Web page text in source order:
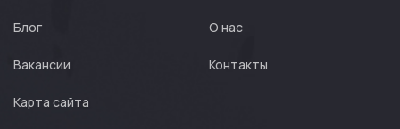
Блог О нас
Вакансии Контакты
Карта сайта